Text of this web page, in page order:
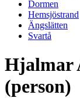
Dormen
Hemsjöstrand
Ängslätten
Svartå
Hjalmar
(person)